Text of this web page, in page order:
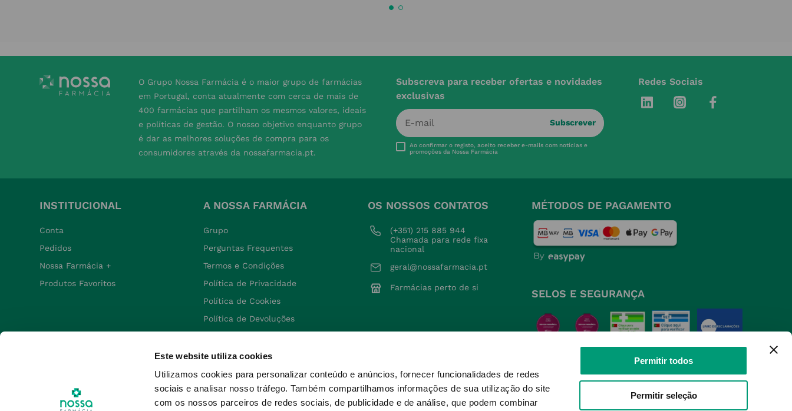
Este website utiliza cookies
Utilizamos cookies para personalizar conteúdo e anúncios, fornecer funcionalidades de redes
sociais e analisar nosso tráfego.Também compartilhamos informações de sua utilização do site
com os nossos parceiros de redes sociais, de publicidade e de análise, que podem combinar
Permitir todos
Permitir seleção
O Grupo Nossa Farmácia é o maior grupo de farmácias
em Portugal, conta atualmente com cerca de mais de
400 farmácias que partilham os mesmos valores, ideais
e políticas de gestão. O nosso objetivo enquanto grupo
é dar as melhores soluções de compra para os
consumidores através da nossafarmacia.pt.
Subscreva para receber ofertas e novidades
exclusivas
Subscrever
Ao confirmar o registo, aceito receber e-mails com notícias e
promoções da Nossa Farmácia
Redes Sociais
INSTITUCIONAL
Conta
Pedidos
Nossa Farmácia +
Produtos Favoritos
A NOSSA FARMÁCIA
Grupo
Perguntas Frequentes
Termos e Condições
Política de Privacidade
Política de Cookies
Política de Devoluções
OS NOSSOS CONTATOS
(+351) 215 885 944
Chamada para rede fixa
nacional
geral@nossafarmacia.pt
Farmácias perto de si
MÉTODOS DE PAGAMENTO
SELOS E SEGURANÇA